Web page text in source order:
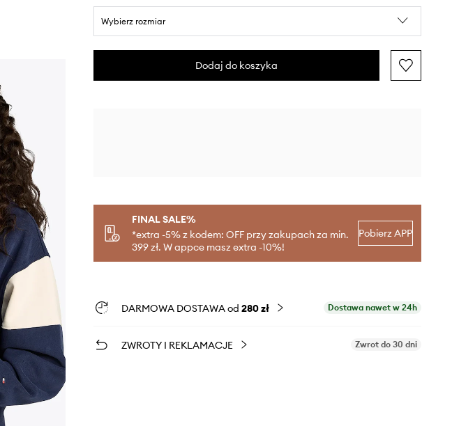
Wybierz rozmiar
Dodaj do koszyka
FINAL SALE%
*extra -5% z kodem: OFF przy zakupach za min.
399 zł. W appce masz extra -10%!
Pobierz APP
DARMOWA DOSTAWA od 280 zł Dostawa nawet w 24h
ZWROTY I REKLAMACJE Zwrot do 30 dni